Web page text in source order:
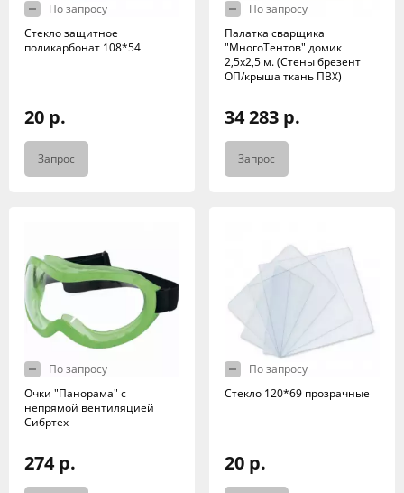
По запросу
Стекло защитное
поликарбонат 108*54
20 р.
Запрос
По запросу
Палатка сварщика
"МногоТентов" домик
2,5х2,5 м. (Стены брезент
ОП/крыша ткань ПВХ)
34 283 р.
Запрос
По запросу
Очки "Панорама" с
непрямой вентиляцией
Сибртех
274 р.
По запросу
Стекло 120*69 прозрачные
20 р.